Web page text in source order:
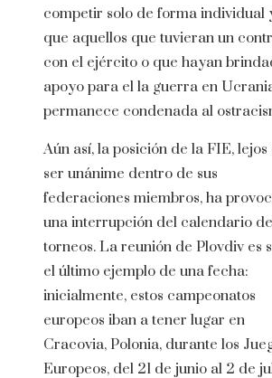
competir solo de forma individual
que aquellos que tuvieran un
con el ejército o que hayan
apoyo para el la guerra en
permanece condenada al
Aún así, la posición de la FIE, lejos
ser unánime dentro de sus
federaciones miembros, ha
una interrupción del calendario de
torneos. La reunión de Plovdiv es
el último ejemplo de una fecha:
inicialmente, estos campeonatos
europeos iban a tener lugar en
Cracovia, Polonia, durante los
Europeos, del 21 de junio al 2 de